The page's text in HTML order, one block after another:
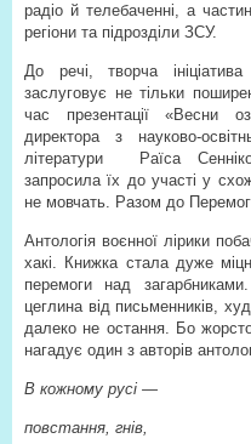
радіо й телебаченні, а
регіони та підрозділи ЗСУ.
До речі, творча
заслуговує не тільки
час презентації «Весни
директора з науково-
літератури Раїса
запросила їх до участі у
не мовчать. Разом до
Антологія воєнної лірики
хакі. Книжка стала дуже
перемоги над
цеглина від письменників,
далеко не остання. Бо
нагадує один з авторів
В кожному русі —
повстання, гнів,